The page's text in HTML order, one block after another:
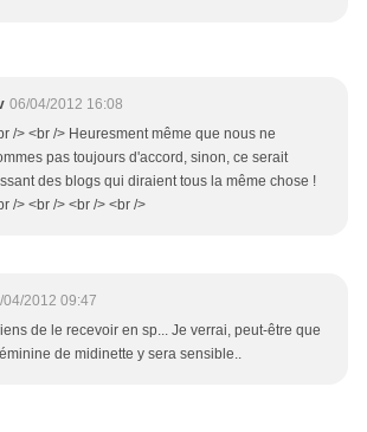
06/04/2012 16:08
/> <br /> Heuresment même que nous ne
pas toujours d'accord, sinon, ce serait
des blogs qui diraient tous la même chose !
/> <br /> <br /> <br />
04/2012 09:47
de le recevoir en sp... Je verrai, peut-être que
de midinette y sera sensible..